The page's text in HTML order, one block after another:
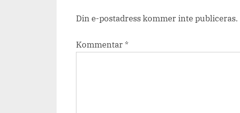
Din e-postadress kommer inte publiceras.
Kommentar*